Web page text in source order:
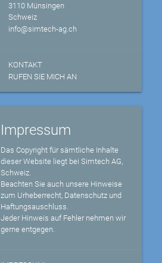
3110 Münsingen
Schweiz
info@simtech-ag.ch
KONTAKT
RUFEN SIE MICH AN
Impressum
Das Copyright für sämtliche Inhalte
dieser Website liegt bei Simtech AG,
Schweiz.
Beachten Sie auch unsere Hinweise
zum Urheberrecht, Datenschutz und
Haftungsauschluss.
Jeder Hinweis auf Fehler nehmen wir
gerne entgegen.